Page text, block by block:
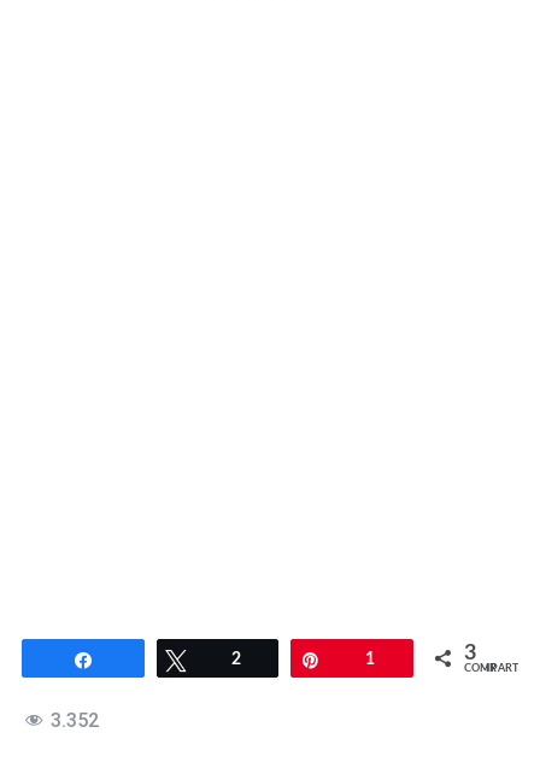
Compartir Twittear
2 1 3
COMPARTIR
3.352